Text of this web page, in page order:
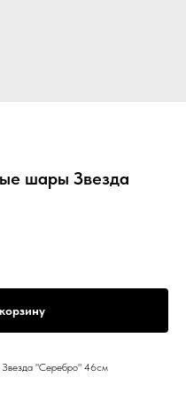
шары Звезда
"Серебро" 46см